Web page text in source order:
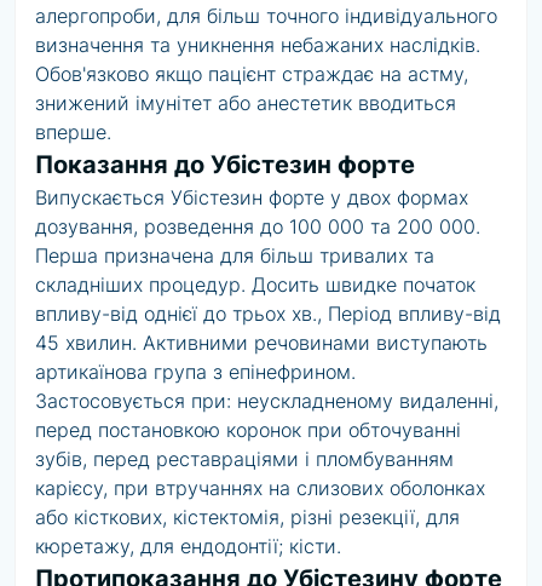
алергопроби, для більш точного індивідуального
визначення та уникнення небажаних наслідків.
Обов'язково якщо пацієнт страждає на астму,
знижений імунітет або анестетик вводиться
вперше.
Показання до Убістезин форте
Випускається Убістезин форте у двох формах
дозування, розведення до 100 000 та 200 000.
Перша призначена для більш тривалих та
складніших процедур. Досить швидке початок
впливу-від однієї до трьох хв., Період впливу-від
45 хвилин. Активними речовинами виступають
артикаїнова група з епінефрином.
Застосовується при: неускладненому видаленні,
перед постановкою коронок при обточуванні
зубів, перед реставраціями і пломбуванням
карієсу, при втручаннях на слизових оболонках
або кісткових, кістектомія, різні резекції, для
кюретажу, для ендодонтії; кісти.
Протипоказання до Убістезину форте